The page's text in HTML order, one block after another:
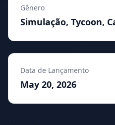
Gênero
Simulação, Tycoon,
Data de Lançamento
May 20, 2026